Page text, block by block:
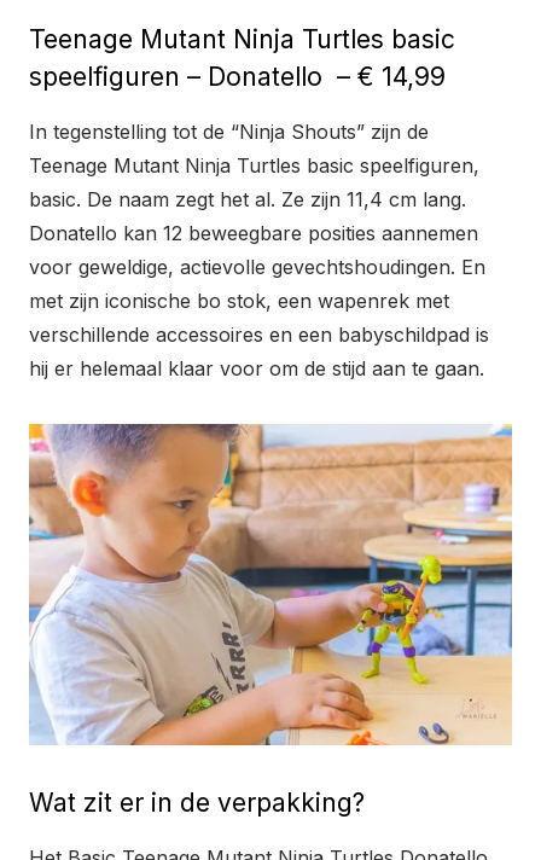
Teenage Mutant Ninja Turtles basic
speelfiguren – Donatello – € 14,99
In tegenstelling tot de “Ninja Shouts” zijn de
Teenage Mutant Ninja Turtles basic speelfiguren,
basic. De naam zegt het al. Ze zijn 11,4 cm lang.
Donatello kan 12 beweegbare posities aannemen
voor geweldige, actievolle gevechtshoudingen. En
met zijn iconische bo stok, een wapenrek met
verschillende accessoires en een babyschildpad is
hij er helemaal klaar voor om de stijd aan te gaan.
Wat zit er in de verpakking?